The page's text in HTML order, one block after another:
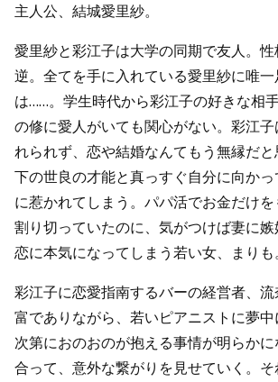
主人公、結城愛里紗。
愛里紗と彩江子は大学の同期で友人。
逆。全てを手に入れている愛里紗に唯
は……。学生時代から彩江子の好きな相
の修に愛人がいても関心がない。彩江
れられず、恋や結婚なんてもう無縁だ
下の世良の才能と真っすぐ自分に向か
に惹かれてしまう。パパ活でお金だけ
割り切っていたのに、気がつけば妻に嫉
恋に本気になってしまう若い女、まりも。
彩江子に恋愛指南するバーの経営者、
富でありながら、若いピアニストに夢中
次第におのおのが抱える事情が明らか
合って、意外な繋がりを見せていく。